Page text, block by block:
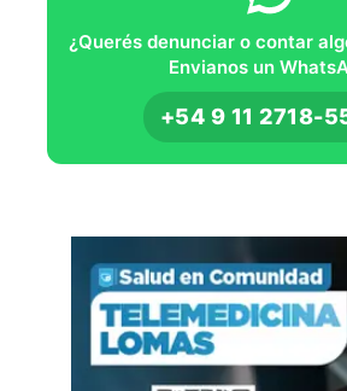
¿Querés denunciar o contar
Envianos un
+54 9 11 2718-